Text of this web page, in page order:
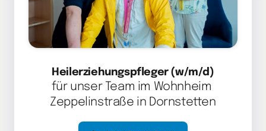
Heilerziehungspfleger (w/m/d)
für unser Team im Wohnheim
Zeppelinstraße in Dornstetten